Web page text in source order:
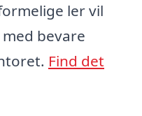
ler vil
bevare
Find det